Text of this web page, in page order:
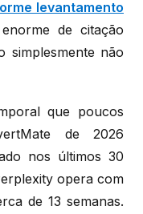
levantamento
de citação
simplesmente não
que poucos
de 2026
nos últimos 30
opera com
de 13 semanas.